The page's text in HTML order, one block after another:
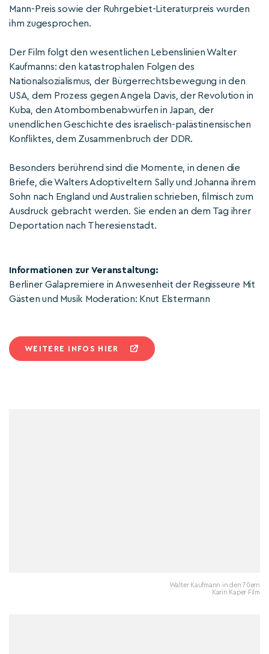
Mann-Preis sowie der Ruhrgebiet-Literaturpreis wurden
ihm zugesprochen.
Der Film folgt den wesentlichen Lebenslinien Walter
Kaufmanns: den katastrophalen Folgen des
Nationalsozialismus, der Bürgerrechtsbewegung in den
USA, dem Prozess gegen Angela Davis, der Revolution in
Kuba, den Atombombenabwürfen in Japan, der
unendlichen Geschichte des israelisch-palästinensischen
Konfliktes, dem Zusammenbruch der DDR.
Besonders berührend sind die Momente, in denen die
Briefe, die Walters Adoptiveltern Sally und Johanna ihrem
Sohn nach England und Australien schrieben, filmisch zum
Ausdruck gebracht werden. Sie enden an dem Tag ihrer
Deportation nach Theresienstadt.
Informationen zur Veranstaltung:
Berliner Galapremiere in Anwesenheit der Regisseure Mit
Gästen und Musik Moderation: Knut Elstermann
WEITERE INFOS HIER
Walter Kaufmann in den 70ern
Karin Kaper Film